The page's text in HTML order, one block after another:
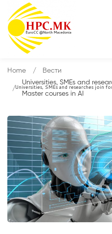
Universities, SMEs and researches join
Home
Вести
Universities, SMEs and
Master courses in AI